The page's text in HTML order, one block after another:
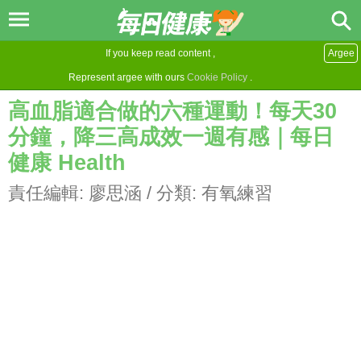
If you keep read content ,
Represent argee with ours Cookie Policy .
Argee
高血脂適合做的六種運動！每天30
分鐘，降三高成效一週有感｜每日
健康 Health
責任編輯: 廖思涵 / 分類: 有氧練習